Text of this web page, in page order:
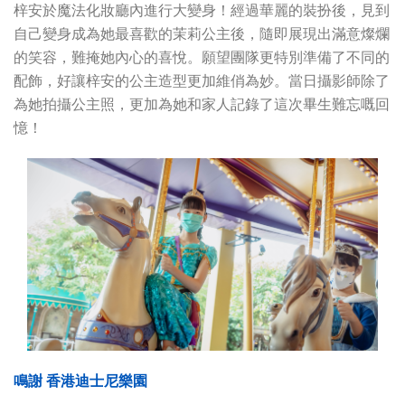
梓安於魔法化妝廳內進行大變身！經過華麗的裝扮後，見到
自己變身成為她最喜歡的茉莉公主後，隨即展現出滿意燦爛
的笑容，難掩她內心的喜悅。願望團隊更特別準備了不同的
配飾，好讓梓安的公主造型更加維俏為妙。當日攝影師除了
為她拍攝公主照，更加為她和家人記錄了這次畢生難忘嘅回
憶！
鳴謝 香港迪士尼樂園